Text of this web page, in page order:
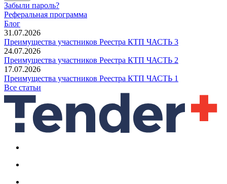
Забыли пароль?
Реферальная программа
Блог
31.07.2026
Преимущества участников Реестра КТП ЧАСТЬ 3
24.07.2026
Преимущества участников Реестра КТП ЧАСТЬ 2
17.07.2026
Преимущества участников Реестра КТП ЧАСТЬ 1
Все статьи